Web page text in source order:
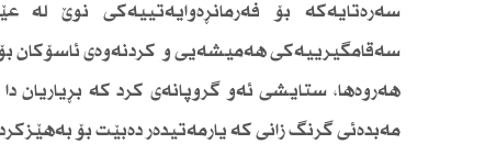
سەرەتایەكە بۆ فەرمانڕەوایەتییەكی‌ نوێ لە
سەقامگیرییەكی‌ هەمیشەیی و كردنەوەی ئاسۆكان
هەروەها، ستایشی ئەو گروپانەی كرد كە بڕیاریان
مەبدەئی گرنگ زانی كە یارمەتیدەر دەبێت بۆ